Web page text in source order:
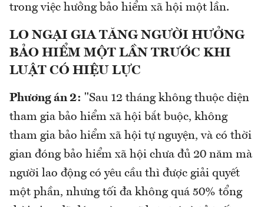
trong việc hưởng bảo hiểm xã hội một lần.
LO NGẠI GIA TĂNG NGƯỜI HƯỞNG
BẢO HIỂM MỘT LẦN TRƯỚC KHI
LUẬT CÓ HIỆU LỰC
Phương án 2: "Sau 12 tháng không thuộc diện
tham gia bảo hiểm xã hội bắt buộc, không
tham gia bảo hiểm xã hội tự nguyện, và có thời
gian đóng bảo hiểm xã hội chưa đủ 20 năm mà
người lao động có yêu cầu thì được giải quyết
một phần, nhưng tối đa không quá 50% tổng